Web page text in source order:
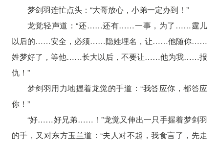
梦剑羽连忙点头：“大哥放心，小弟一定办到！”
龙觉轻声道：“还……还有……一事，为了……霆儿
以后的……安全，必须……隐姓埋名，让……他随你……
姓梦好了，等他……长大以后，不要让……他为我……报
仇！”
梦剑羽用力地握着龙觉的手道：“我答应你，都答应
你！”
“好……好兄弟……！”龙觉又伸出一只手握着梦剑羽
的手，又对东方玉兰道：“夫人对不起，我食言了，先走